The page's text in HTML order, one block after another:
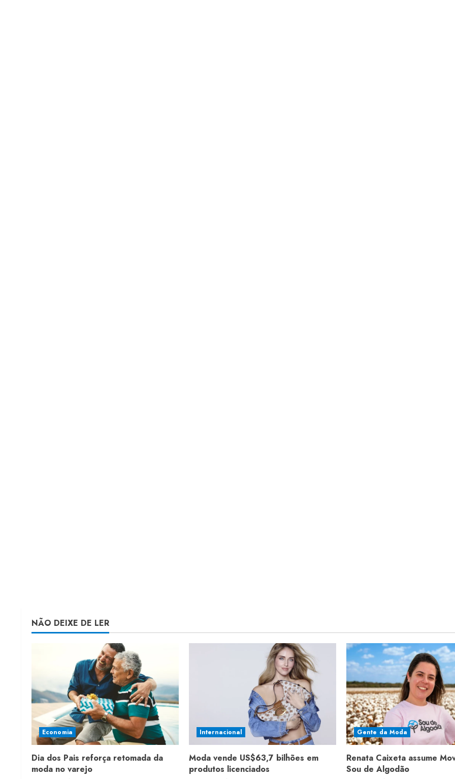
NÃO DEIXE DE LER
Economia
Dia dos Pais reforça retomada da
moda no varejo
Internacional
Moda vende US$63,7 bilhões em
produtos licenciados
Gente da Moda
Renata Caixeta assume
Sou de Algodão